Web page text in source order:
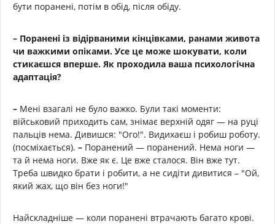
бути поранені, потім в обід, після обіду.
– Поранені із відірваними кінцівками, ранами живота
чи важкими опіками. Усе це може шокувати, коли
стикаєшся вперше. Як проходила ваша психологічна
адаптація?
– Мені взагалі не було важко. Були такі моменти:
військовий приходить сам, знімає верхній одяг — на руці
пальців нема. Дивишся: "Ого!". Видихаєш і робиш роботу.
(посміхається). – Поранений — поранений. Нема ноги —
та й нема ноги. Вже як є. Це вже сталося. Він вже тут.
Треба швидко брати і робити, а не сидіти дивитися – "Ой,
який жах, що він без ноги!"
Найскладніше — коли поранені втрачають багато крові.